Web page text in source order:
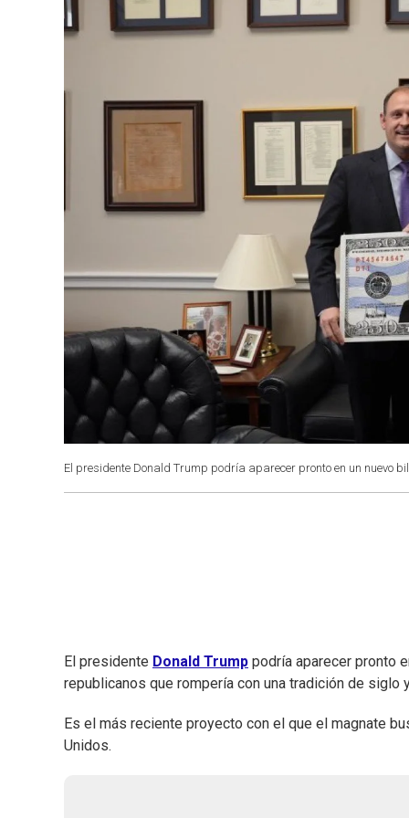
El presidente Donald Trump podría aparecer pronto en un nuevo
El presidente Donald Trump podría aparecer pronto
republicanos que rompería con una tradición de siglo
Es el más reciente proyecto con el que el magnate
Unidos.